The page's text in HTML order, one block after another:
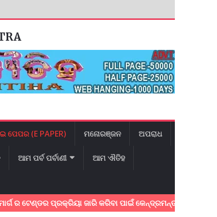
ଇ ପେପର (E PAPER) ମନୋରଞ୍ଜନ ଅପରାଧ
ଆମ ପର୍ବ ପର୍ବାଣୀ ଆମ ଐତିହ
ପ୍ରକ୍ରିୟା ଜାରି କରିବା ପାଇଁ କେନ୍ଦ୍ରମନ୍ତ୍ରୀ ଶ୍ରୀ ନିତିନ